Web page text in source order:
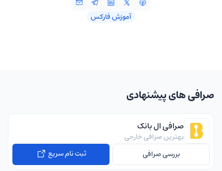
آموزش فارکس
صرافی های پیشنهادی
صرافی ال بانک
بهترین صرافی خارجی
بررسی صرافی
ثبت نام سریع